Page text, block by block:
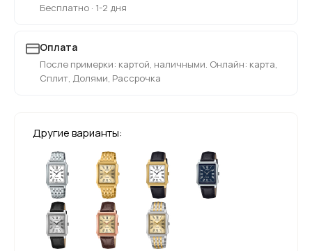
Бесплатно · 1-2 дня
Оплата
После примерки: картой, наличными. Онлайн: карта,
Сплит, Долями, Рассрочка
Другие варианты: